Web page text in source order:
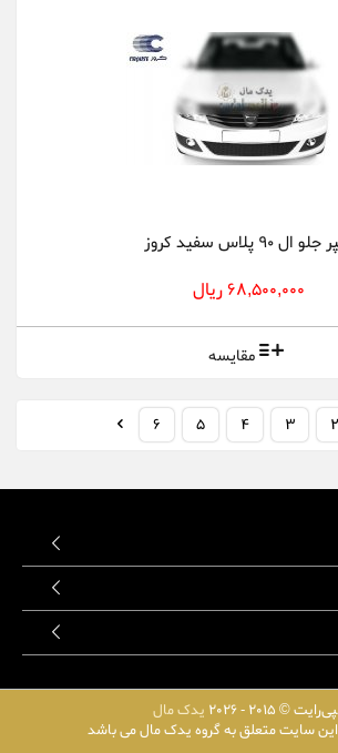
ال 90 پلاس سفید کروز
68,500,000 ریال
مقایسه
2
3
4
5
6
© 2015 - 2026
یدک مال
سایت متعلق به گروه یدک مال می باشد